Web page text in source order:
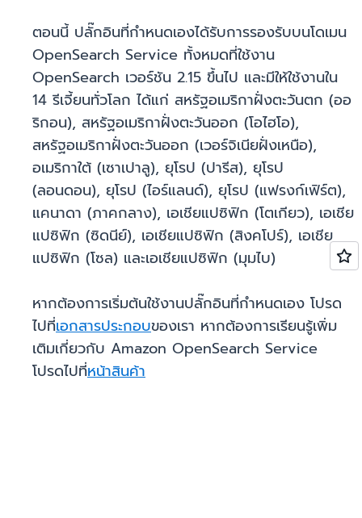
ตอนนี้ ปลั๊กอินที่กำหนดเองได้รับการรองรับบนโดเมน
OpenSearch Service ทั้งหมดที่ใช้งาน
OpenSearch เวอร์ชัน 2.15 ขึ้นไป และมีให้ใช้งานใน
14 รีเจี้ยนทั่วโลก ได้แก่ สหรัฐอเมริกาฝั่งตะวันตก (ออ
ริกอน), สหรัฐอเมริกาฝั่งตะวันออก (โอไฮโอ),
สหรัฐอเมริกาฝั่งตะวันออก (เวอร์จิเนียฝั่งเหนือ),
อเมริกาใต้ (เซาเปาลู), ยุโรป (ปารีส), ยุโรป
(ลอนดอน), ยุโรป (ไอร์แลนด์), ยุโรป (แฟรงก์เฟิร์ต),
แคนาดา (ภาคกลาง), เอเชียแปซิฟิก (โตเกียว), เอเชีย
แปซิฟิก (ซิดนีย์), เอเชียแปซิฟิก (สิงคโปร์), เอเชีย
แปซิฟิก (โซล) และเอเชียแปซิฟิก (มุมไบ)
หากต้องการเริ่มต้นใช้งานปลั๊กอินที่กำหนดเอง โปรด
ไปที่เอกสารประกอบของเรา หากต้องการเรียนรู้เพิ่ม
เติมเกี่ยวกับ Amazon OpenSearch Service
โปรดไปที่หน้าสินค้า